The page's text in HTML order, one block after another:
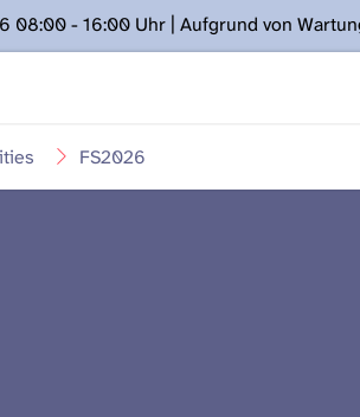
08:00 - 16:00 Uhr | Aufgrund von
www.podcast.unibe.ch
FS2026